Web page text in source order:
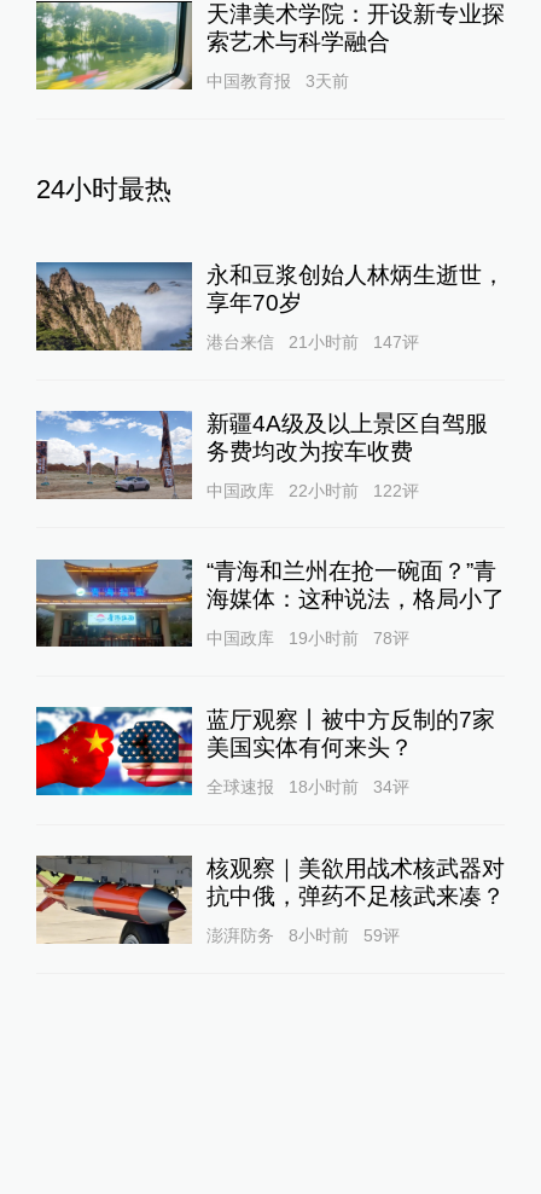
天津美术学院：开设新专业探
索艺术与科学融合
中国教育报 3天前
24小时最热
永和豆浆创始人林炳生逝世，
享年70岁
港台来信 21小时前 147评
新疆4A级及以上景区自驾服
务费均改为按车收费
中国政库 22小时前 122评
“青海和兰州在抢一碗面？”青
海媒体：这种说法，格局小了
中国政库 19小时前 78评
蓝厅观察丨被中方反制的7家
美国实体有何来头？
全球速报 18小时前 34评
核观察｜美欲用战术核武器对
抗中俄，弹药不足核武来凑？
澎湃防务 8小时前 59评